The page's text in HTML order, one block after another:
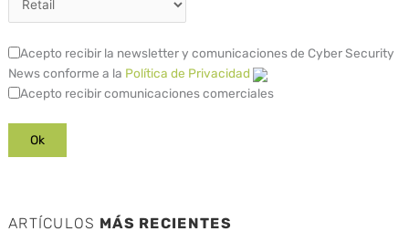
Acepto recibir la newsletter y comunicaciones de Cyber Security
News conforme a la Política de Privacidad
Acepto recibir comunicaciones comerciales
ARTÍCULOS MÁS RECIENTES